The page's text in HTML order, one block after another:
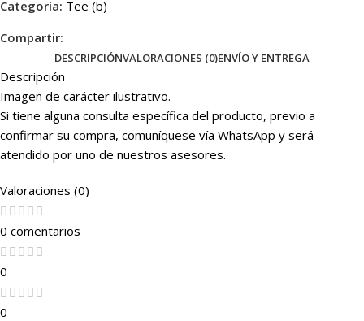
Categoría: Tee (b)
Compartir:
DESCRIPCIÓNVALORACIONES (0)ENVÍO Y ENTREGA
Descripción
Imagen de carácter ilustrativo.
Si tiene alguna consulta específica del producto, previo a
confirmar su compra, comuníquese vía WhatsApp y será
atendido por uno de nuestros asesores.
Valoraciones (0)
0 comentarios
0
0